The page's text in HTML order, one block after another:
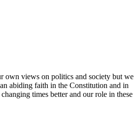
own views on politics and society but we
abiding faith in the Constitution and in
times better and our role in these